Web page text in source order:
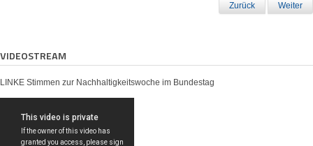
Zurück Weiter
VIDEOSTREAM
LINKE Stimmen zur Nachhaltigkeitswoche im Bundestag